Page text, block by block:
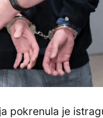
pokrenula je